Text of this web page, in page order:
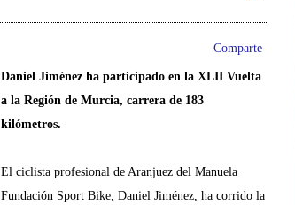
Comparte
Daniel Jiménez ha participado en la XLII Vuelta
a la Región de Murcia, carrera de 183
kilómetros.
El ciclista profesional de Aranjuez del Manuela
Fundación Sport Bike, Daniel Jiménez, ha corrido la